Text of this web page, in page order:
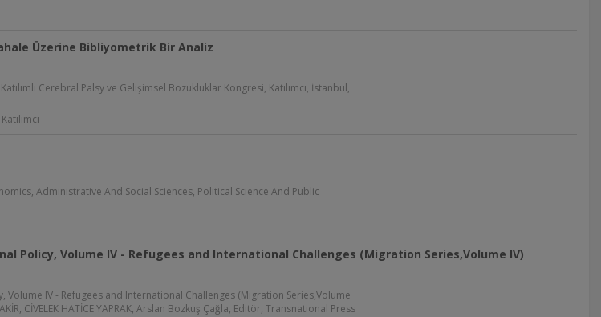
Üzerine Bibliyometrik Bir Analiz
Cerebral Palsy ve Gelişimsel Bozukluklar Kongresi, Katılımcı, İstanbul,
Administrative And Social Sciences, Political Science And Public
Policy, Volume IV - Refugees and International Challenges (Migration Series,Volume IV)
Volume IV - Refugees and International Challenges (Migration Series,Volume
CİVELEK HATİCE YAPRAK, Arslan Bozkuş Çağla, Editör, Transnational Press